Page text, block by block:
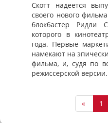
Скотт надеется
своего нового
блокбастер Ридли
которого в
года. Первые
намекают на
фильма, и, судя по
режиссерской
« 1